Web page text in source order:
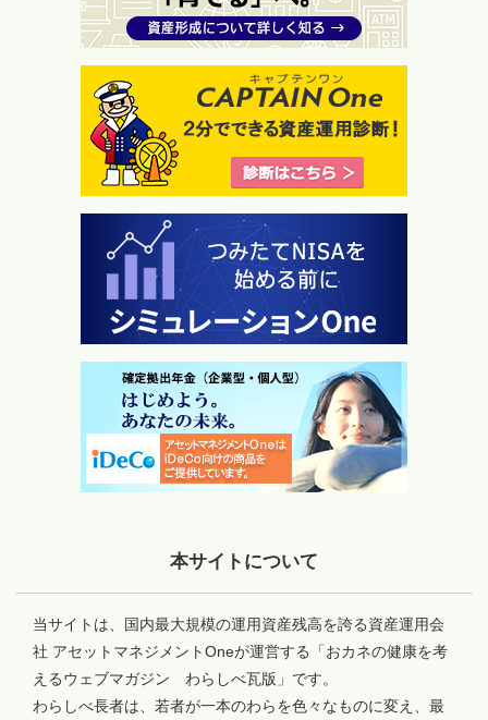
本サイトについて
当サイトは、国内最大規模の運用資産残高を誇る資産運用会
社 アセットマネジメントOneが運営する「おカネの健康を考
えるウェブマガジン わらしべ瓦版」です。
わらしべ長者は、若者が一本のわらを色々なものに変え、最